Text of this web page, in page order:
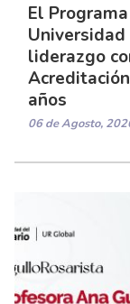
El
liderazgo
años
06 de Agosto,